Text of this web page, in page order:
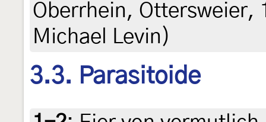
Oberrhein, Ottersweier,
Michael Levin)
3.3. Parasitoide